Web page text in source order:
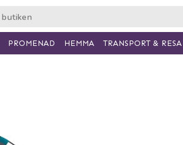
PROMENAD HEMMA TRANSPORT & RESA